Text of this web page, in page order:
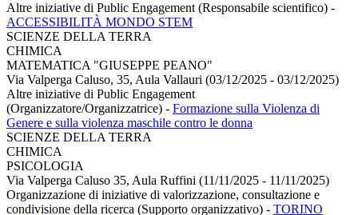
Altre iniziative di Public Engagement (Responsabile scientifico) -
ACCESSIBILITÀ MONDO STEM
SCIENZE DELLA TERRA
CHIMICA
MATEMATICA "GIUSEPPE PEANO"
Via Valperga Caluso, 35, Aula Vallauri (03/12/2025 - 03/12/2025)
Altre iniziative di Public Engagement
(Organizzatore/Organizzatrice) - Formazione sulla Violenza di
Genere e sulla violenza maschile contro le donna
SCIENZE DELLA TERRA
CHIMICA
PSICOLOGIA
Via Valperga Caluso 35, Aula Ruffini (11/11/2025 - 11/11/2025)
Organizzazione di iniziative di valorizzazione, consultazione e
condivisione della ricerca (Supporto organizzativo) - TORINO